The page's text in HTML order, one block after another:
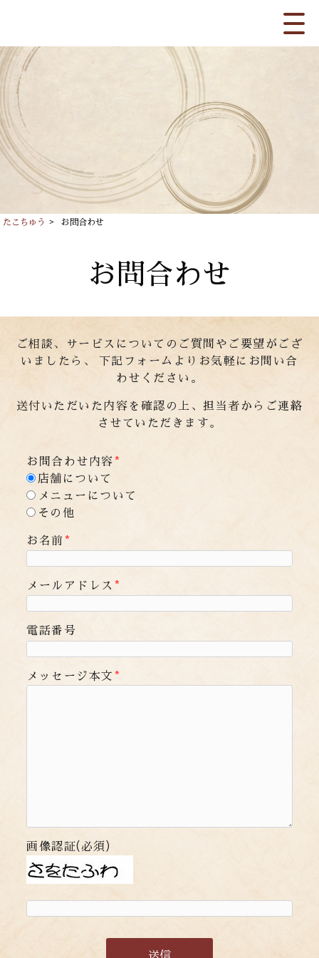
たこちゅう > お問合わせ
お問合わせ
ご相談、サービスについてのご質問やご要望がござ
いましたら、
下記フォームよりお気軽にお問い合
わせください。
送付いただいた内容を確認の上、担当者からご連絡
させていただきます。
お問合わせ内容*
店舗について
メニューについて
その他
お名前*
メールアドレス *
電話番号
メッセージ本文 *
画像認証(必須)